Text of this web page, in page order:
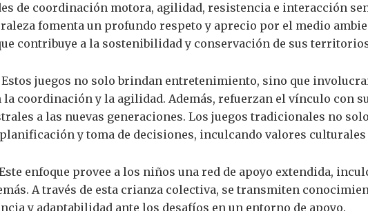
de coordinación motora, agilidad, resistencia e interacción
fomenta un profundo respeto y aprecio por el medio
contribuye a la sostenibilidad y conservación de sus
Estos juegos no solo brindan entretenimiento, sino que
la coordinación y la agilidad. Además, refuerzan el vínculo con
a las nuevas generaciones. Los juegos tradicionales no
y toma de decisiones, inculcando valores culturales
enfoque provee a los niños una red de apoyo extendida,
A través de esta crianza colectiva, se transmiten
y adaptabilidad ante los desafíos en un entorno de apoyo.